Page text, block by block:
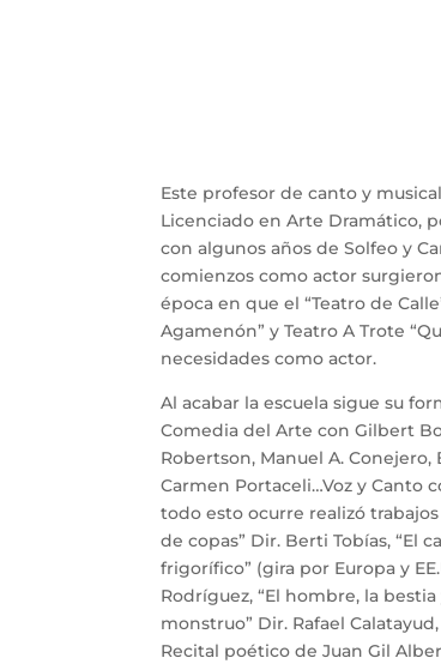
Este profesor de canto y
Licenciado en Arte Dramático,
con algunos años de Solfeo y
comienzos como actor
época en que el “Teatro de
Agamenón” y Teatro A Trote
necesidades como actor.
Al acabar la escuela sigue su
Comedia del Arte con Gilbert
Robertson, Manuel A.
Carmen Portaceli…Voz y Canto
todo esto ocurre realizó
de copas” Dir. Berti Tobías, “El
frigorífico” (gira por Europa y
Rodríguez, “El hombre, la
monstruo” Dir. Rafael
Recital poético de Juan Gil